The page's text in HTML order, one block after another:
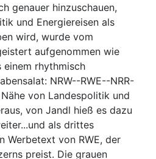
genauer hinzuschauen,
und Energiereisen als
wird, wurde vom
aufgenommen wie
einem rhythmisch
NRW--RWE--NRR-
von Landespolitik und
von Jandl hieß es dazu
als drittes
Werbetext von RWE, der
preist. Die grauen